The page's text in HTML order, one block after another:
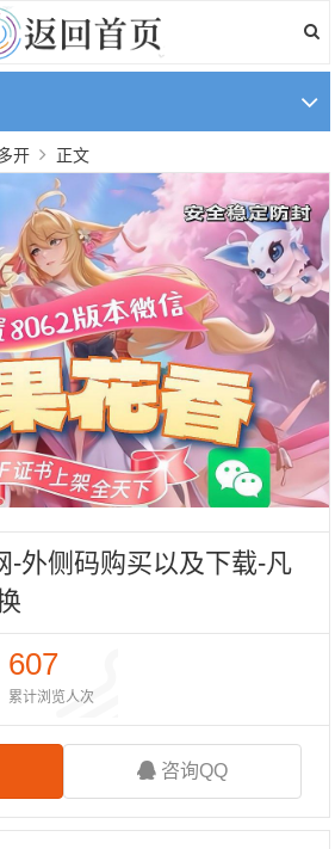
开 正文
-外侧码购买以及下载-凡
607
累计浏览人次
咨询QQ